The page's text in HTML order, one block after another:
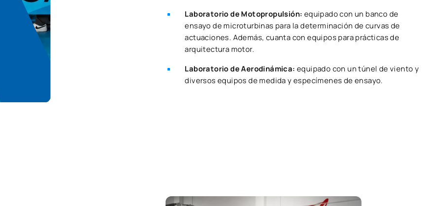
Laboratorio de Motopropulsión: equipado con un banco de
ensayo de microturbinas para la determinación de curvas de
actuaciones. Además, cuanta con equipos para prácticas de
arquitectura motor.
Laboratorio de Aerodinámica: equipado con un túnel de viento y
diversos equipos de medida y especímenes de ensayo.